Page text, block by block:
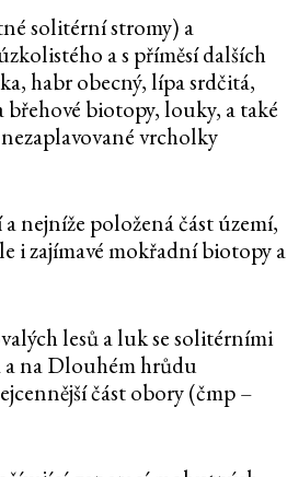
solitérní stromy) a
a s příměsí dalších
habr obecný, lípa srdčitá,
biotopy, louky, a také
vrcholky
a nejníže položená část území,
i zajímavé mokřadní biotopy a
lesů a luk se solitérními
a na Dlouhém hrůdu
část obory (čmp –